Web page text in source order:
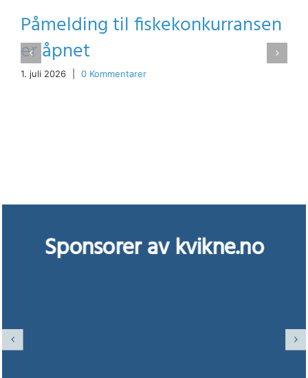
Påmelding til fiskekonkurransen
er åpnet
1. juli 2026 0 Kommentarer
Sponsorer av kvikne.no